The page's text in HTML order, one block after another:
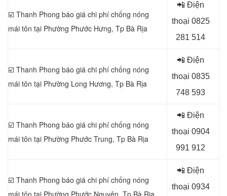
☑️ Thanh Phong báo giá chi phí chống nóng
mái tôn tại Phường Phước Hưng, Tp Bà Rịa
📲 Điện
thoại 0825
281 514
☑️ Thanh Phong báo giá chi phí chống nóng
mái tôn tại Phường Long Hương, Tp Bà Rịa
📲 Điện
thoại 0835
748 593
☑️ Thanh Phong báo giá chi phí chống nóng
mái tôn tại Phường Phước Trung, Tp Bà Rịa
📲 Điện
thoại 0904
991 912
☑️ Thanh Phong báo giá chi phí chống nóng
mái tôn tại Phường Phước Nguyên, Tp Bà Rịa
📲 Điện
thoại 0934